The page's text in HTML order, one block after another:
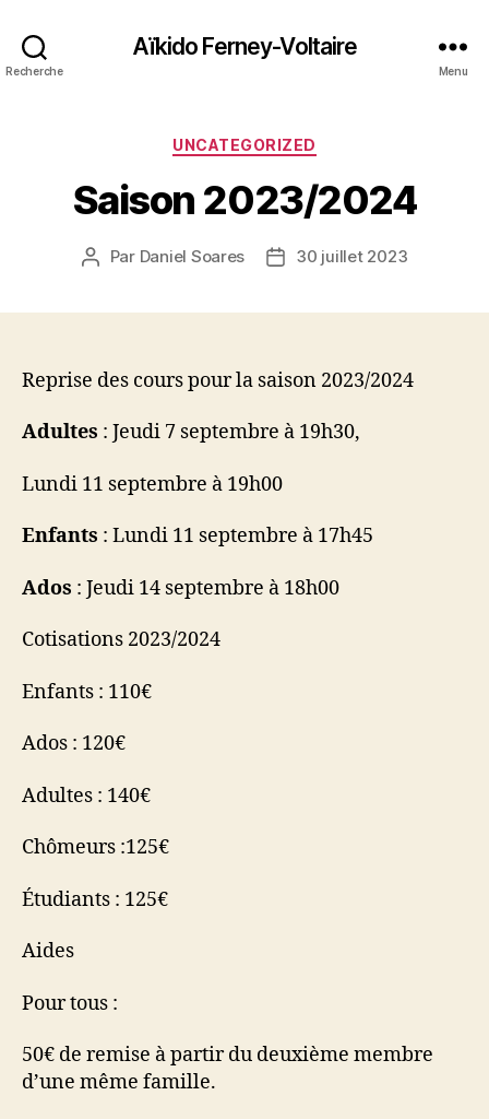
Recherche
Aïkido Ferney-Voltaire
Menu
Catégories
UNCATEGORIZED
Saison 2023/2024
Auteur
Par Daniel Soares
Date30 juillet 2023
Reprise des cours pour la saison 2023/2024
Adultes : Jeudi 7 septembre à 19h30,
Lundi 11 septembre à 19h00
Enfants : Lundi 11 septembre à 17h45
Ados : Jeudi 14 septembre à 18h00
Cotisations 2023/2024
Enfants : 110€
Ados : 120€
Adultes : 140€
Chômeurs :125€
Étudiants : 125€
Aides
Pour tous :
50€ de remise à partir du deuxième membre
d’une même famille.